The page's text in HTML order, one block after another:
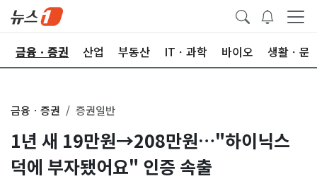
금융ㆍ증권 산업 부동산 ITㆍ과학 바이오 생활ㆍ문
금융ㆍ증권 증권일반
1년 새 19만원→208만원…"하이닉스
덕에 부자됐어요" 인증 속출